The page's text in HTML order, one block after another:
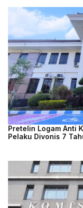
Pretelin Logam Anti
Pelaku Divonis 7